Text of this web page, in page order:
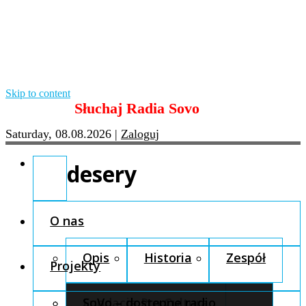
Skip to content
Słuchaj Radia Sovo
Saturday, 08.08.2026 | Zaloguj
O nas
Opis Historia Zespół
Fundacja Pro Cultura
Projekty
SoVo – dostępne radio
desery